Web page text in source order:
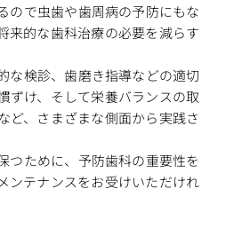
ので虫歯や歯周病の予防にもな
来的な歯科治療の必要を減らす
な検診、歯磨き指導などの適切
ずけ、そして栄養バランスの取
ど、さまざまな側面から実践さ
つために、予防歯科の重要性を
ンテナンスをお受けいただけれ